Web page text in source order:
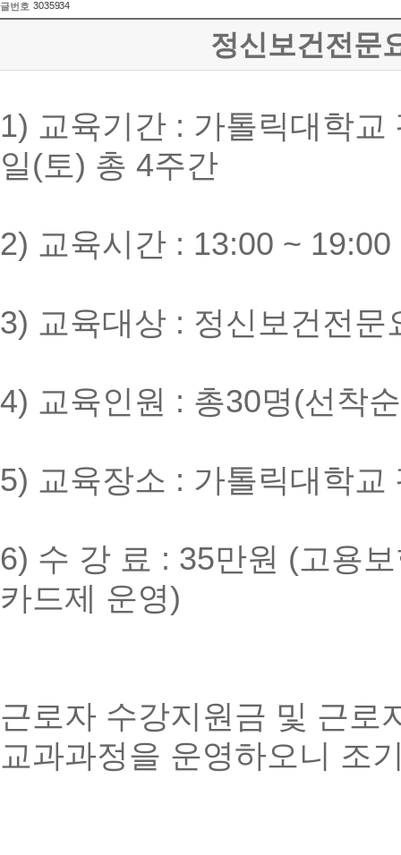
글번호 3035934
정신보건전문
1) 교육기간 : 가톨릭대학
일(토) 총 4주간
2) 교육시간 : 13:00 ~
3) 교육대상 : 정신보건전문
4) 교육인원 : 총30명(선착
5) 교육장소 : 가톨릭대학교
6) 수 강 료 : 35만원 (고용
카드제 운영)
근로자 수강지원금 및 근로
교과과정을 운영하오니 조